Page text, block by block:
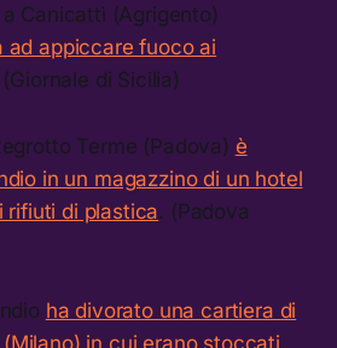
Canicattì (Agrigento)
ad appiccare fuoco ai
(Giornale di Sicilia)
Terme (Padova) è
in un magazzino di un hotel
rifiuti di plastica. (Padova
ha divorato una cartiera di
in cui erano stoccati